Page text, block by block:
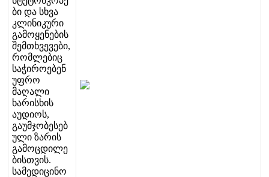
ბი და სხვა
კლინიკური
გამოყენების
შემთხვევები,
რომლებიც
საჭიროებენ
უფრო
მაღალი
ხარისხის
აუდიოს,
გაუმჯობესებ
ული ზარის
გამოცდილე
ბისთვის.
სამედიცინო